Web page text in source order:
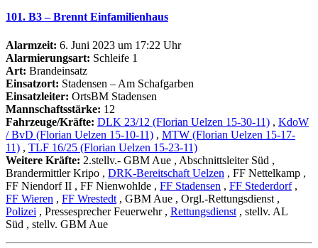
101. B3 – Brennt Einfamilienhaus
Alarmzeit: 6. Juni 2023 um 17:22 Uhr
Alarmierungsart: Schleife 1
Art: Brandeinsatz
Einsatzort: Stadensen – Am Schafgarben
Einsatzleiter: OrtsBM Stadensen
Mannschaftsstärke: 12
Fahrzeuge/Kräfte: DLK 23/12 (Florian Uelzen 15-30-11) , KdoW
/ BvD (Florian Uelzen 15-10-11) , MTW (Florian Uelzen 15-17-
11) , TLF 16/25 (Florian Uelzen 15-23-11)
Weitere Kräfte: 2.stellv.- GBM Aue , Abschnittsleiter Süd ,
Brandermittler Kripo , DRK-Bereitschaft Uelzen , FF Nettelkamp ,
FF Niendorf II , FF Nienwohlde , FF Stadensen , FF Stederdorf ,
FF Wieren , FF Wrestedt , GBM Aue , Orgl.-Rettungsdienst ,
Polizei , Pressesprecher Feuerwehr , Rettungsdienst , stellv. AL
Süd , stellv. GBM Aue